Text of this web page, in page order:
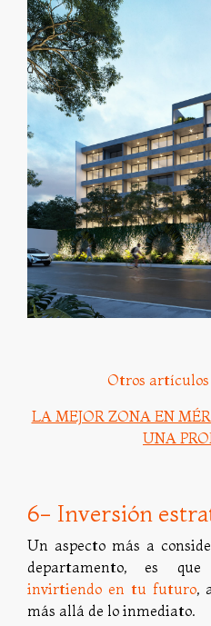
Otros artículos
LA MEJOR ZONA EN
UNA
6- Inversión
Un aspecto más a
departamento, es
invirtiendo en tu futuro,
más allá de lo inmediato.